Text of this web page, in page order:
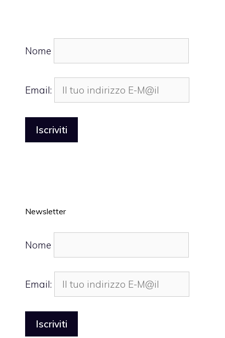
Nome
Email:
Newsletter
Nome
Email: